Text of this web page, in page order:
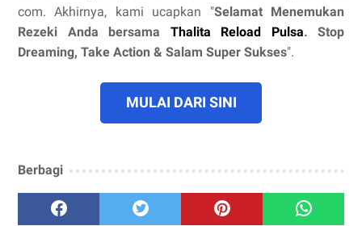
com. Akhirnya, kami ucapkan "Selamat Menemukan
Rezeki Anda bersama Thalita Reload Pulsa. Stop
Dreaming, Take Action & Salam Super Sukses".
MULAI DARI SINI
Berbagi